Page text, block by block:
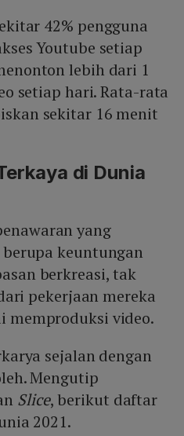
42% pengguna
Youtube setiap
lebih dari 1
setiap hari. Rata-rata
sekitar 16 menit
di Dunia
yang
keuntungan
berkreasi, tak
pekerjaan mereka
memproduksi video.
sejalan dengan
Mengutip
Slice, berikut daftar
2021.